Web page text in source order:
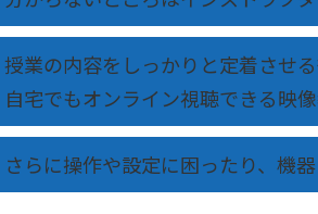
授業の内容をしっかりと定着させる
自宅でもオンライン視聴できる映
さらに操作や設定に困ったり、機